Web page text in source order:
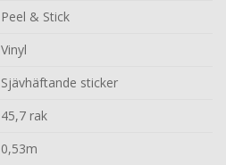
Peel & Stick
Vinyl
Sjävhäftande sticker
45,7 rak
0,53m